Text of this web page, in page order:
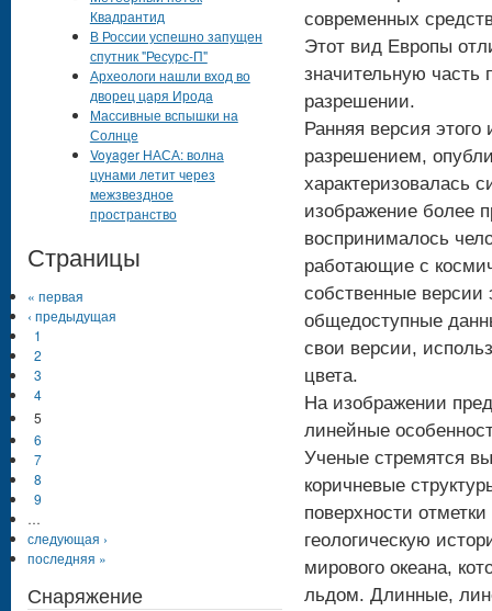
современных
Этот вид Европы
значительную
разрешении.
Ранняя версия
разрешением,
характеризовалась
изображение более
воспринималось
работающие с
собственные версии
общедоступные
свои версии,
цвета.
На изображении
линейные
Ученые стремятся
коричневые
поверхности
геологическую
мирового океана,
льдом. Длинные,
Квадрантид
В России успешно запущен
спутник "Ресурс-П"
Археологи нашли вход во
дворец царя Ирода
Массивные вспышки на
Солнце
Voyager НАСА: волна
цунами летит через
межзвездное
пространство
Страницы
« первая
‹ предыдущая
1
2
3
4
5
6
7
8
9
…
следующая ›
последняя »
Снаряжение